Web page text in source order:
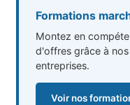
Formations
Montez en
d'offres grâce à
entreprises.
Voir nos